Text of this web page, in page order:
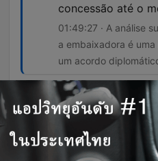
concessão até o
01:49:27 · A análise
a embaixadora é
um acordo
ตอนต่าง ๆ
2216 - Flávio Bolsonaro